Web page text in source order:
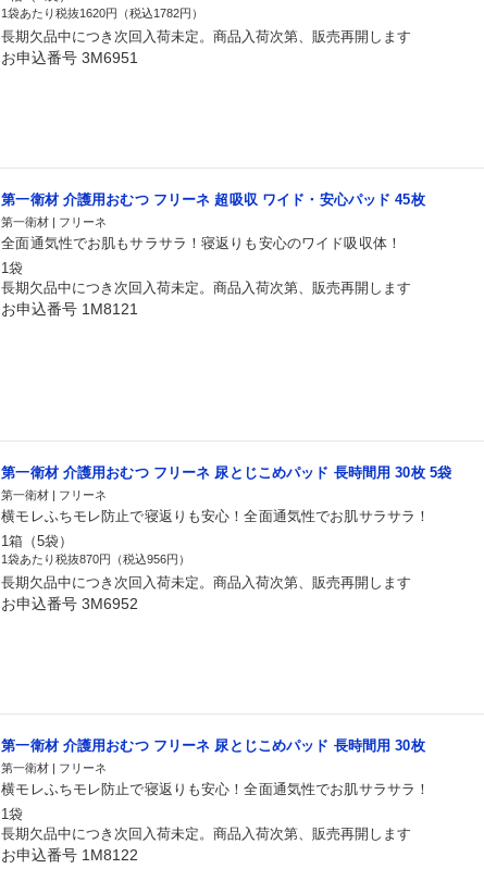
1袋あたり税抜1620円（税込1782円）
長期欠品中につき次回入荷未定。商品入荷次第、販売再開します
お申込番号 3M6951
第一衛材 介護用おむつ フリーネ 超吸収 ワイド・安心パッド 45枚
第一衛材 | フリーネ
全面通気性でお肌もサラサラ！寝返りも安心のワイド吸収体！
1袋
長期欠品中につき次回入荷未定。商品入荷次第、販売再開します
お申込番号 1M8121
第一衛材 介護用おむつ フリーネ 尿とじこめパッド 長時間用 30枚 5袋
第一衛材 | フリーネ
横モレふちモレ防止で寝返りも安心！全面通気性でお肌サラサラ！
1箱（5袋）
1袋あたり税抜870円（税込956円）
長期欠品中につき次回入荷未定。商品入荷次第、販売再開します
お申込番号 3M6952
第一衛材 介護用おむつ フリーネ 尿とじこめパッド 長時間用 30枚
第一衛材 | フリーネ
横モレふちモレ防止で寝返りも安心！全面通気性でお肌サラサラ！
1袋
長期欠品中につき次回入荷未定。商品入荷次第、販売再開します
お申込番号 1M8122